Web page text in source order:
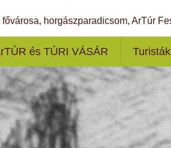
fővárosa, horgászparadicsom, ArTúr
és TÚRI VÁSÁR